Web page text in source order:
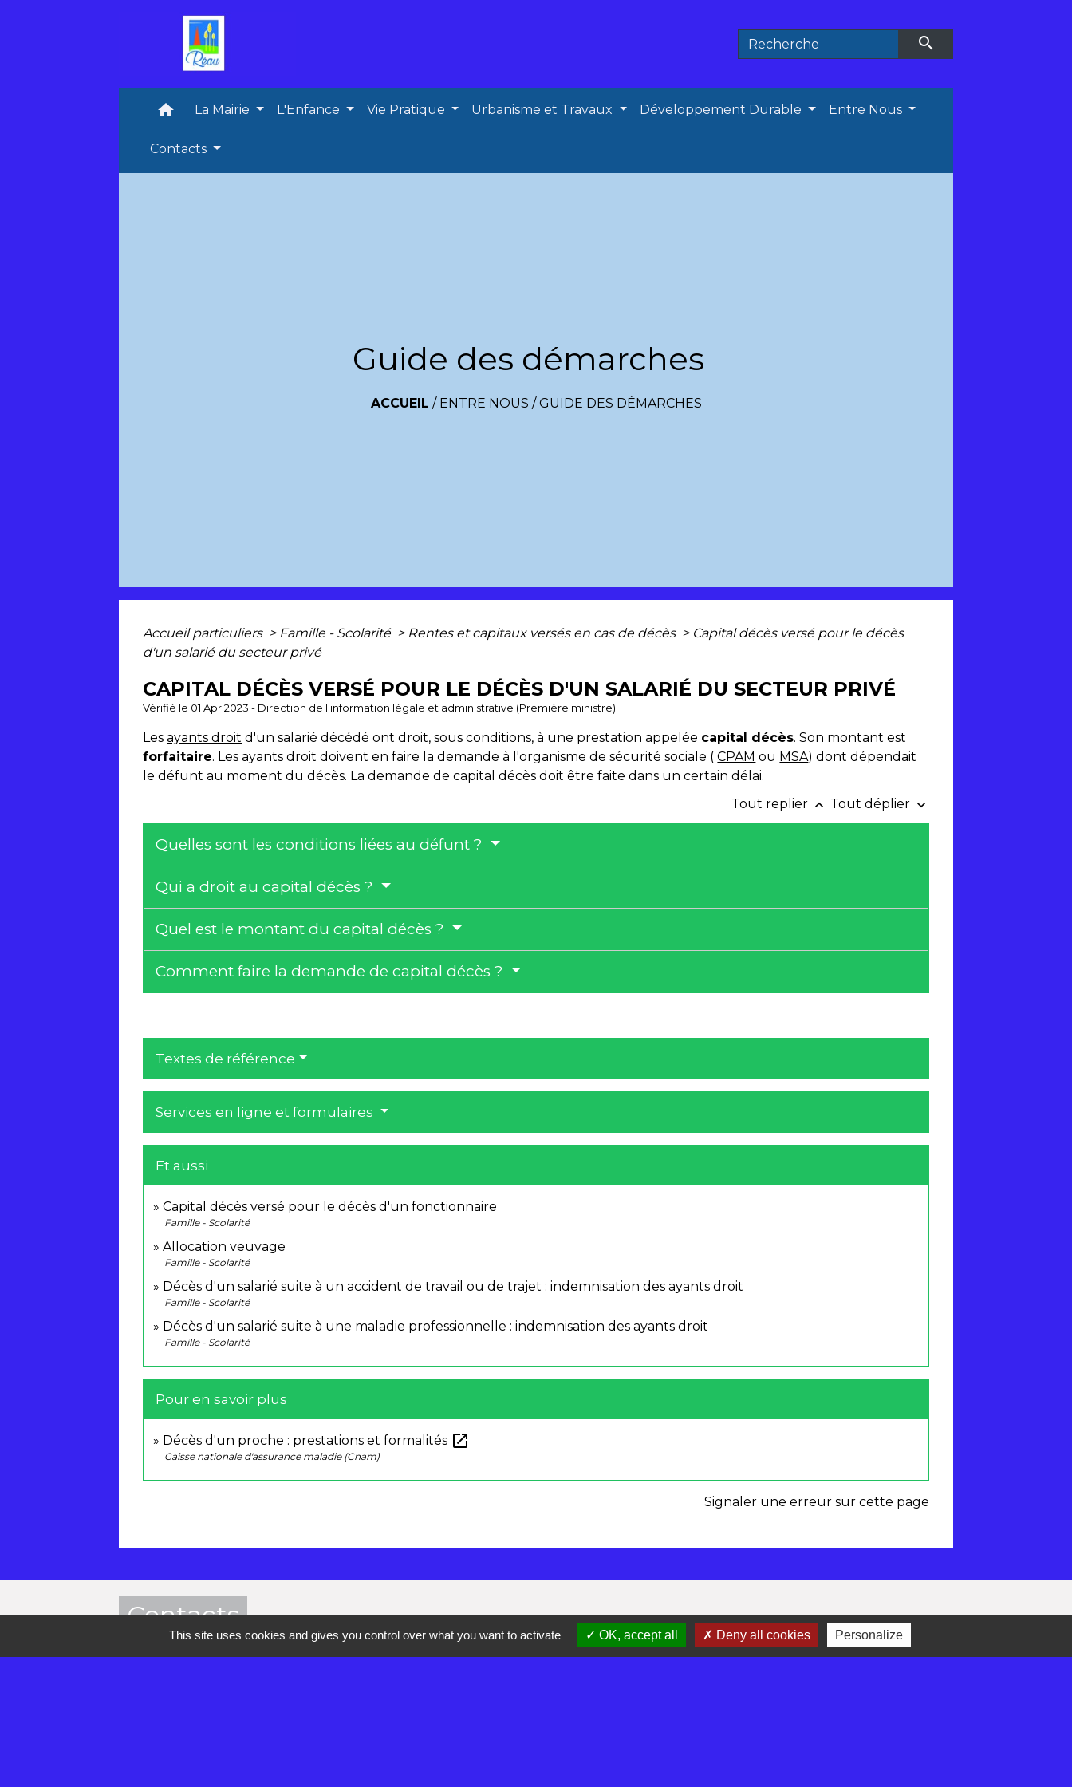
search
home La Mairie L'Enfance Vie Pratique Urbanisme et Travaux Développement Durable Entre Nous
Contacts
Guide des démarches
ACCUEIL / ENTRE NOUS /GUIDE DES DÉMARCHES
Accueil particuliers > Famille - Scolarité > Rentes et capitaux versés en cas de décès > Capital décès versé pour le décès
d'un salarié du secteur privé
CAPITAL DÉCÈS VERSÉ POUR LE DÉCÈS D'UN SALARIÉ DU SECTEUR PRIVÉ
Vérifié le 01 Apr 2023 - Direction de l'information légale et administrative (Première ministre)
Lesayants droit d'un salarié décédé ont droit, sous conditions, à une prestation appelée capital décès. Son montant est
forfaitaire. Les ayants droit doivent en faire la demande à l'organisme de sécurité sociale (CPAM ou MSA) dont dépendait
le défunt au moment du décès. La demande de capital décès doit être faite dans un certain délai.
Tout replier keyboard_arrow_up Tout déplier keyboard_arrow_down
Quelles sont les conditions liées au défunt ?
Qui a droit au capital décès ?
Quel est le montant du capital décès ?
Comment faire la demande de capital décès ?
Textes de référence
Services en ligne et formulaires
Et aussi
Capital décès versé pour le décès d'un fonctionnaire
Famille - Scolarité
Allocation veuvage
Famille - Scolarité
Décès d'un salarié suite à un accident de travail ou de trajet : indemnisation des ayants droit
Famille - Scolarité
Décès d'un salarié suite à une maladie professionnelle : indemnisation des ayants droit
Famille - Scolarité
Pour en savoir plus
Décès d'un proche : prestations et formalités open_in_new
Caisse nationale d'assurance maladie (Cnam)
Signaler une erreur sur cette page
Contacts
This site uses cookies and gives you control over what you want to activate OK, accept all Deny all cookies Personalize